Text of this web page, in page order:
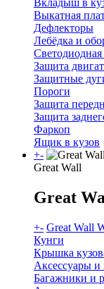
Вкладыш в
Выкатная
Дефлекторы
Лебёдка и
Светодиодная
Защита
Защитные
Пороги
Защита
Защита
Фаркоп
Ящик в кузов
+-
Great Wall
Great
+- Great Wall
Кунги
Крышка
Аксессуары и
Багажники и